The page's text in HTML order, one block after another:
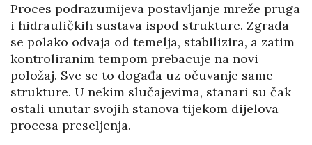
Proces podrazumijeva postavljanje mreže pruga
i hidrauličkih sustava ispod strukture. Zgrada
se polako odvaja od temelja, stabilizira, a zatim
kontroliranim tempom prebacuje na novi
položaj. Sve se to događa uz očuvanje same
strukture. U nekim slučajevima, stanari su čak
ostali unutar svojih stanova tijekom dijelova
procesa preseljenja.